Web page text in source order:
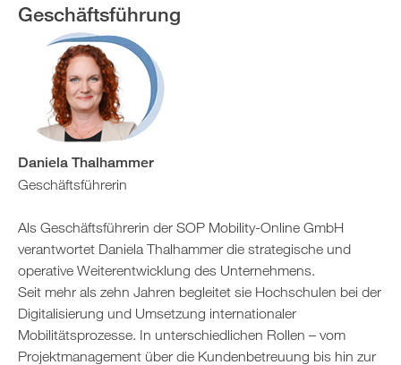
Geschäftsführung
Daniela Thalhammer
Geschäftsführerin
Als Geschäftsführerin der SOP Mobility-Online GmbH
verantwortet Daniela Thalhammer die strategische und
operative Weiterentwicklung des Unternehmens.
Seit mehr als zehn Jahren begleitet sie Hochschulen bei der
Digitalisierung und Umsetzung internationaler
Mobilitätsprozesse. In unterschiedlichen Rollen – vom
Projektmanagement über die Kundenbetreuung bis hin zur